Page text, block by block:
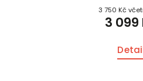
3 750 Kč
3 099